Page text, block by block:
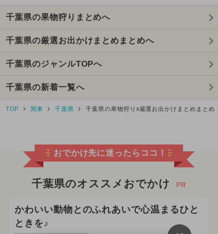
千葉県の果物狩りまとめへ
千葉県の厳選お出かけまとめまとめへ
千葉県のジャンルTOPへ
千葉県の新着一覧へ
TOP 関東 千葉県 千葉県の果物狩りx厳選お出かけまとめまとめ
おでかけ先に迷ったらココ！
千葉県のオススメおでかけ PR
かわいい動物とのふれあいで心温まるひと
ときを♪